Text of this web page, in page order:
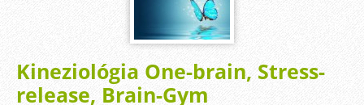
Kineziológia One-brain, Stress-
release, Brain-Gym